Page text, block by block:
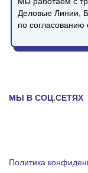
Деловые Линии,
по согласованию
МЫ В СОЦ.СЕТЯХ
Политика